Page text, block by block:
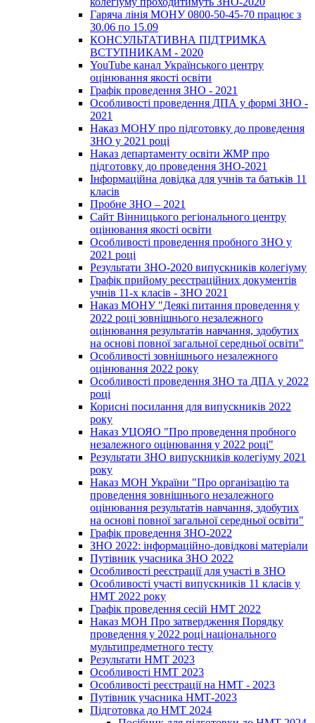
Гаряча лінія МОНУ 0800-50-45-70 працює з
30.06 по 15.09
КОНСУЛЬТАТИВНА ПІДТРИМКА
ВСТУПНИКАМ - 2020
YouTube канал Українського центру
оцінювання якості освіти
Графік проведення ЗНО - 2021
Особливості проведення ДПА у формі ЗНО -
2021
Наказ МОНУ про підготовку до проведення
ЗНО у 2021 році
Наказ департаменту освіти ЖМР про
підготовку до проведення ЗНО-2021
Інформаційна довідка для учнів та батьків 11
класів
Пробне ЗНО – 2021
Сайт Вінницького регіонального центру
оцінювання якості освіти
Особливості проведення пробного ЗНО у
2021 році
Результати ЗНО-2020 випускників колегіуму
Графік прийому реєстраційних документів
учнів 11-х класів - ЗНО 2021
Наказ МОНУ "Деякі питання проведення у
2022 році зовнішнього незалежного
оцінювання результатів навчання, здобутих
на основі повної загальної середньої освіти"
Особливості зовнішнього незалежного
оцінювання 2022 року
Особливості проведення ЗНО та ДПА у 2022
році
Корисні посилання для випускників 2022
року
Наказ УЦОЯО "Про проведення пробного
незалежного оцінювання у 2022 році"
Результати ЗНО випускників колегіуму 2021
року
Наказ МОН України "Про організацію та
проведення зовнішнього незалежного
оцінювання результатів навчання, здобутих
на основі повної загальної середньої освіти"
Графік проведення ЗНО-2022
ЗНО 2022: інформаційно-довідкові матеріали
Путівник учасника ЗНО 2022
Особливості реєстрації для участі в ЗНО
Особливості участі випускників 11 класів у
НМТ 2022 року
Графік проведення сесій НМТ 2022
Наказ МОН Про затвердження Порядку
проведення у 2022 році національного
мультипредметного тесту
Результати НМТ 2023
Особливості НМТ 2023
Особливості реєстрації на НМТ - 2023
Путівник учасника НМТ-2023
Підготовка до НМТ 2024